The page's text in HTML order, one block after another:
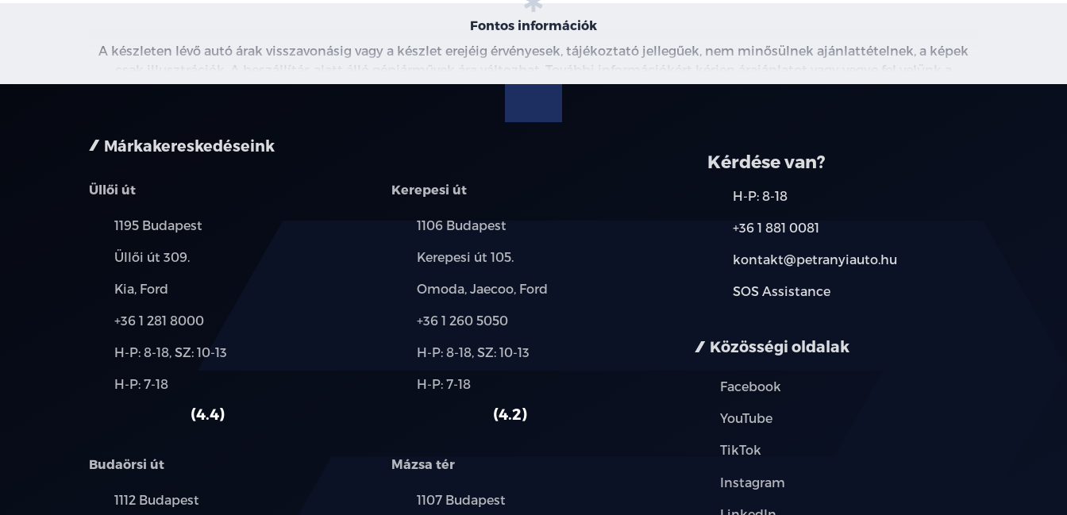
19" könnyűfém keréktárcsák
Abroncsok (Kumho)
Defektjavító készlet
Magasságban állítható biztonsági öv rögzítési pontok az első üléssorban
Három pontos biztonsági öv rendszer az első üléssorban, övfeszítőfel és överő
Három pontos biztonsági övek a hátsó üléssorban, övfeszítővel ls överő
korlátozóval
Légzsákok (vezető- és utasoldali, első oldallégzsákok, függönylégzsákok, középső
ISOFIX gyerekülés rögzítési pontok
Fontos információk
A készleten lévő autó árak visszavonásig vagy a készlet erejéig érvényesek, tájékoztató jellegűek, nem minősülnek ajánlattételnek, a képek
csak illusztrációk. A beszállítás alatt álló gépjárművek ára változhat. További információkért kérjen árajánlatot vagy vegye fel velünk a
kapcsolatot. A használt autó beszámítás részleteiről, kérjük, érdeklődjön munkatársainknál. A meghirdetett induló THM tájékoztató jellegű,
Márkakereskedéseink
Üllői út
Település:
1195 Budapest
Cím:
Üllői út 309.
Márkák:
Kia, Ford
Telefon:
+36 1 281 8000
Új-
használt
H-P: 8-18, SZ: 10-13
Alkatrész,
H-P: 7-18
4.4
Kerepesi út
Település:
1106 Budapest
Cím:
Kerepesi út 105.
Márkák:
Omoda, Jaecoo, Ford
Telefon:
+36 1 260 5050
Új-
használt
H-P: 8-18, SZ: 10-13
Alkatrész,
H-P: 7-18
4.2
Budaörsi út
Település:
1112 Budapest
Mázsa tér
Település:
1107 Budapest
Kérdése van?
H-P: 8-18
+36 1 881 0081
kontakt@petranyiauto.hu
SOS Assistance
Közösségi oldalak
Facebook
YouTube
TikTok
Instagram